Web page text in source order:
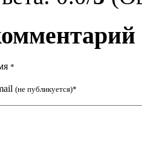
*
(не публикуется)*